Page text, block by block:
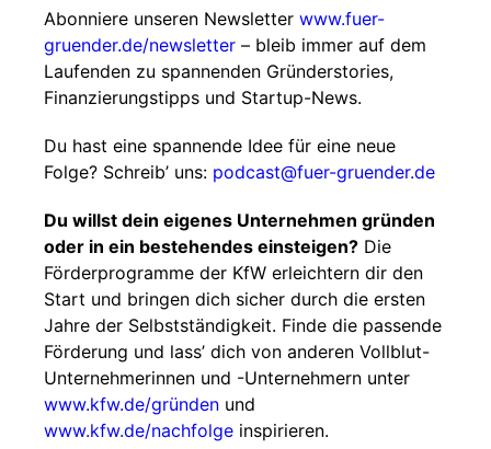
Abonniere unseren Newsletter www.fuer-
gruender.de/newsletter – bleib immer auf dem
Laufenden zu spannenden Gründerstories,
Finanzierungstipps und Startup-News.
Du hast eine spannende Idee für eine neue
Folge? Schreib’ uns: podcast@fuer-gruender.de
Du willst dein eigenes Unternehmen gründen
oder in ein bestehendes einsteigen? Die
Förderprogramme der KfW erleichtern dir den
Start und bringen dich sicher durch die ersten
Jahre der Selbstständigkeit. Finde die passende
Förderung und lass’ dich von anderen Vollblut-
Unternehmerinnen und -Unternehmern unter
www.kfw.de/gründen und
www.kfw.de/nachfolge inspirieren.